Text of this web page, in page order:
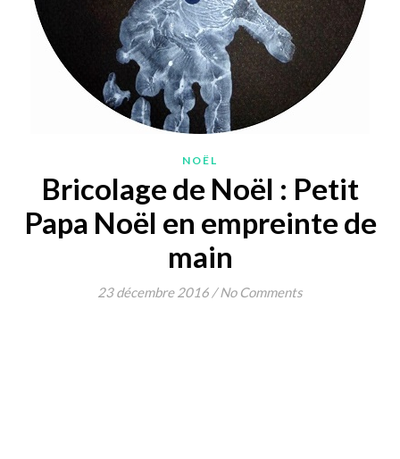
NOËL
Bricolage de Noël : Petit
Papa Noël en empreinte de
main
23 décembre 2016 / No Comments